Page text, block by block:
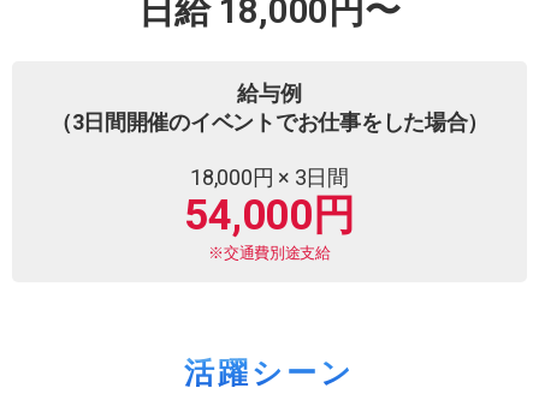
日給 18,000円〜
給与例
（3日間開催のイベントでお仕事をした場合）
18,000円 × 3日間
54,000円
※交通費別途支給
活躍シーン